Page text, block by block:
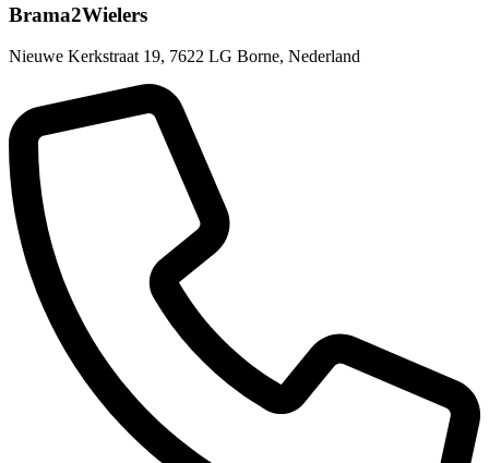
Brama2Wielers
Nieuwe Kerkstraat 19, 7622 LG Borne, Nederland